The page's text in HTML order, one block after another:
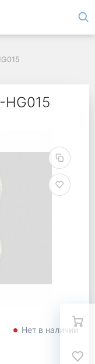
HG015
Нет в наличии